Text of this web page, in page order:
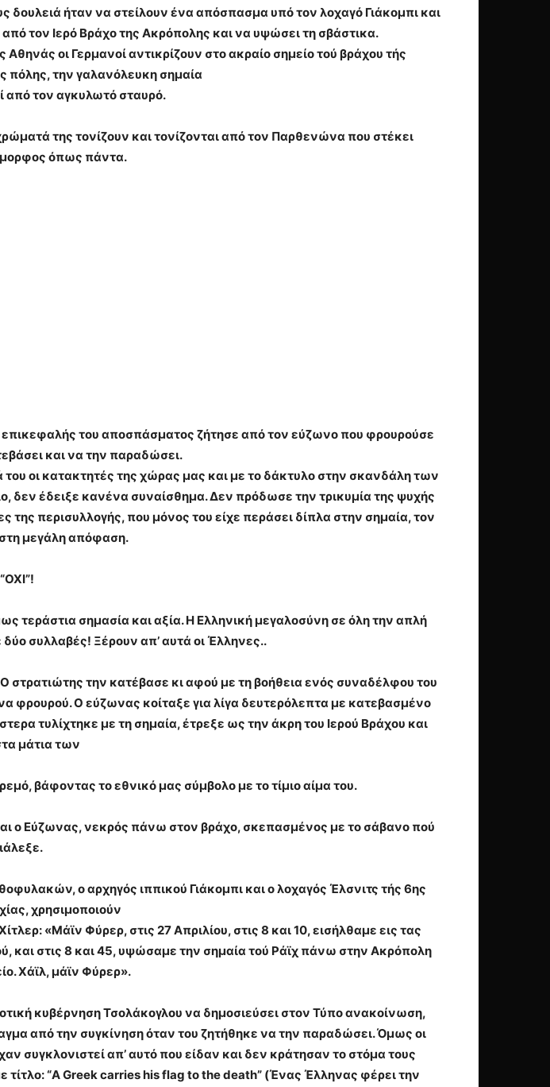
δουλειά ήταν να στείλουν ένα απόσπασμα υπό τον λοχαγό Γιάκομπι και
τον Ιερό Βράχο της Ακρόπολης και να υψώσει τη σβάστικα.
οι Γερμανοί αντικρίζουν στο ακραίο σημείο τού βράχου τής
πόλης, την γαλανόλευκη σημαία
από τον αγκυλωτό σταυρό.
της τονίζουν και τονίζονται από τον Παρθενώνα που στέκει
όπως πάντα.
επικεφαλής του αποσπάσματος ζήτησε από τον εύζωνο που φρουρούσε
και να την παραδώσει.
οι κατακτητές της χώρας μας και με το δάκτυλο στην σκανδάλη των
δεν έδειξε κανένα συναίσθημα. Δεν πρόδωσε την τρικυμία της ψυχής
περισυλλογής, που μόνος του είχε περάσει δίπλα στην σημαία, τον
μεγάλη απόφαση.
“ΟΧΙ”!
τεράστια σημασία και αξία. Η Ελληνική μεγαλοσύνη σε όλη την απλή
συλλαβές! Ξέρουν απ’ αυτά οι Έλληνες..
στρατιώτης την κατέβασε κι αφού με τη βοήθεια ενός συναδέλφου του
φρουρού. Ο εύζωνας κοίταξε για λίγα δευτερόλεπτα με κατεβασμένο
τυλίχτηκε με τη σημαία, έτρεξε ως την άκρη του Ιερού Βράχου και
μάτια των
βάφοντας το εθνικό μας σύμβολο με το τίμιο αίμα του.
ο Εύζωνας, νεκρός πάνω στον βράχο, σκεπασμένος με το σάβανο πού
ο αρχηγός ιππικού Γιάκομπι και ο λοχαγός Έλσνιτς τής 6ης
χρησιμοποιούν
«Μάϊν Φύρερ, στις 27 Απριλίου, στις 8 και 10, εισήλθαμε εις τας
στις 8 και 45, υψώσαμε την σημαία τού Ράϊχ πάνω στην Ακρόπολη
Χάϊλ, μάϊν Φύρερ».
κυβέρνηση Τσολάκογλου να δημοσιεύσει στον Τύπο ανακοίνωση,
από την συγκίνηση όταν του ζητήθηκε να την παραδώσει. Όμως οι
συγκλονιστεί απ’ αυτό που είδαν και δεν κράτησαν το στόμα τους
τίτλο: “A Greek carries his flag to the death” (Ένας Έλληνας φέρει την